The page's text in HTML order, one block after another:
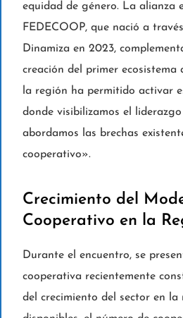
equidad de género. La alianza
FEDECOOP, que nació a
Dinamiza en 2023,
creación del primer ecosistema
la región ha permitido activar
donde visibilizamos el
abordamos las brechas
cooperativo».
Crecimiento del
Cooperativo en la
Durante el encuentro, se
cooperativa recientemente
del crecimiento del sector en la